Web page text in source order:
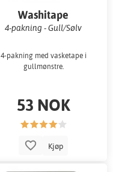
Washitape
4-pakning - Gull/Sølv
4-pakning med vasketape i
gullmønstre.
53 NOK
Kjøp